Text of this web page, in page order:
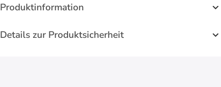
Produktinformation
Details zur Produktsicherheit